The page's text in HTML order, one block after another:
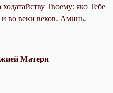
Твоему: яко Тебе
во веки веков. Аминь.
Матери